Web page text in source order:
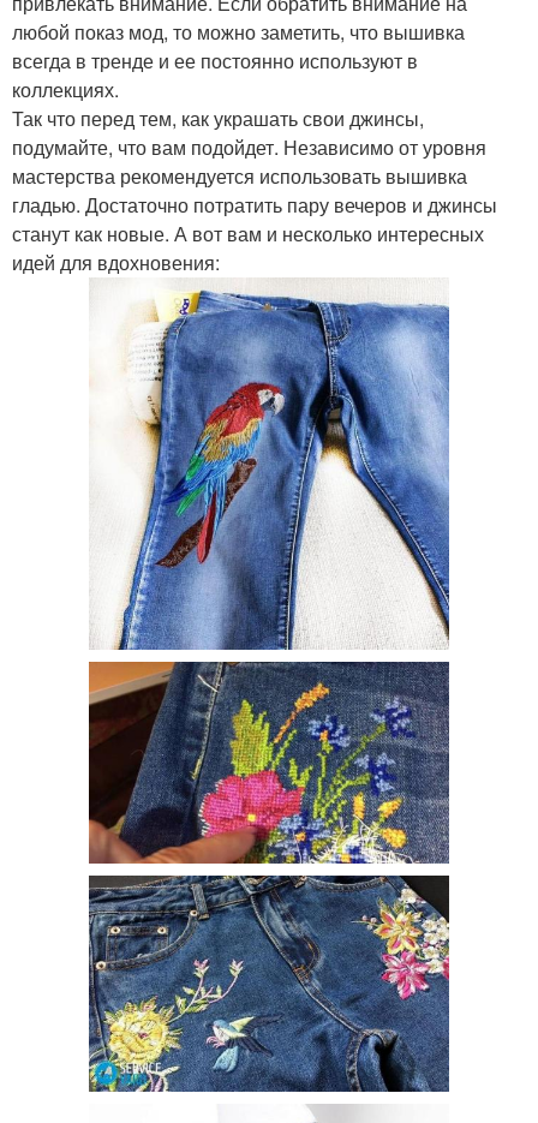
любой показ мод, то можно заметить, что вышивка
всегда в тренде и ее постоянно используют в
коллекциях.
Так что перед тем, как украшать свои джинсы,
подумайте, что вам подойдет. Независимо от уровня
мастерства рекомендуется использовать вышивка
гладью. Достаточно потратить пару вечеров и джинсы
станут как новые. А вот вам и несколько интересных
идей для вдохновения: